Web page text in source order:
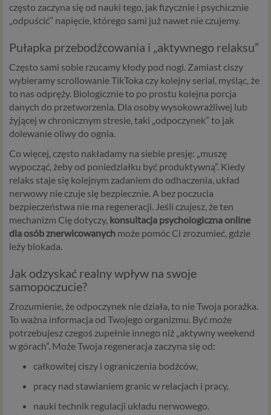
często zaczyna się od nauki tego, jak fizycznie i psychicznie
„odpuścić” napięcie, którego sami już nawet nie czujemy.
Pułapka przebodźcowania i „aktywnego relaksu”
Często sami sobie rzucamy kłody pod nogi. Zamiast ciszy
wybieramy scrollowanie TikToka czy kolejny serial, myśląc, że
to nas odpręży. Biologicznie to po prostu kolejna porcja
danych do przetworzenia. Dla osoby wysokowrażliwej lub
żyjącej w chronicznym stresie, taki „odpoczynek” to jak
dolewanie oliwy do ognia.
Co więcej, często nakładamy na siebie presję: „muszę
wypocząć, żeby od poniedziałku być produktywną”. Kiedy
relaks staje się kolejnym zadaniem do odhaczenia, układ
nerwowy nie czuje się bezpiecznie. A bez poczucia
bezpieczeństwa nie ma regeneracji. Jeśli czujesz, że ten
mechanizm Cię dotyczy, konsultacja psychologiczna online
dla osób znerwicowanych może pomóc Ci zrozumieć, gdzie
leży blokada.
Jak odzyskać realny wpływ na swoje
samopoczucie?
Zrozumienie, że odpoczynek nie działa, to nie Twoja porażka.
To ważna informacja od Twojego organizmu. Być może
potrzebujesz czegoś zupełnie innego niż „aktywny weekend
w górach”. Może Twoja regeneracja zaczyna się od:
całkowitej ciszy i ograniczenia bodźców,
pracy nad stawianiem granic w relacjach i pracy,
nauki technik regulacji układu nerwowego.